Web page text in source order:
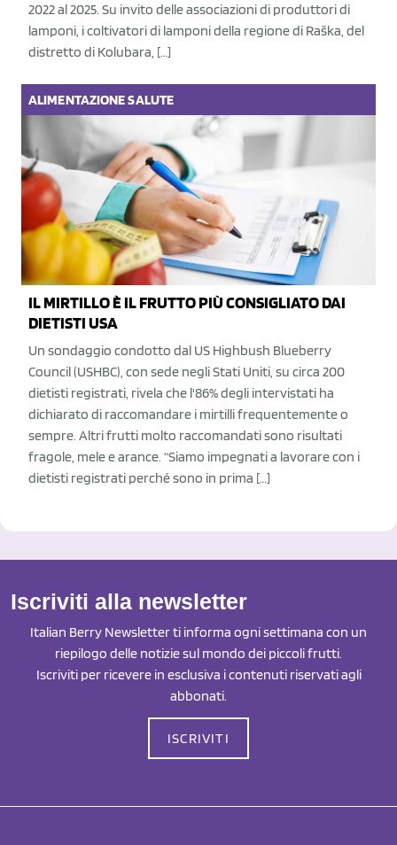
2022 al 2025. Su invito delle associazioni di produttori di
lamponi, i coltivatori di lamponi della regione di Raška, del
distretto di Kolubara, […]
ALIMENTAZIONESALUTE
IL MIRTILLO È IL FRUTTO PIÙ CONSIGLIATO DAI
DIETISTI USA
Un sondaggio condotto dal US Highbush Blueberry
Council (USHBC), con sede negli Stati Uniti, su circa 200
dietisti registrati, rivela che l'86% degli intervistati ha
dichiarato di raccomandare i mirtilli frequentemente o
sempre. Altri frutti molto raccomandati sono risultati
fragole, mele e arance. “Siamo impegnati a lavorare con i
dietisti registrati perché sono in prima […]
Iscriviti alla newsletter
Italian Berry Newsletter ti informa ogni settimana con un
riepilogo delle notizie sul mondo dei piccoli frutti.
Iscriviti per ricevere in esclusiva i contenuti riservati agli
abbonati.
ISCRIVITI